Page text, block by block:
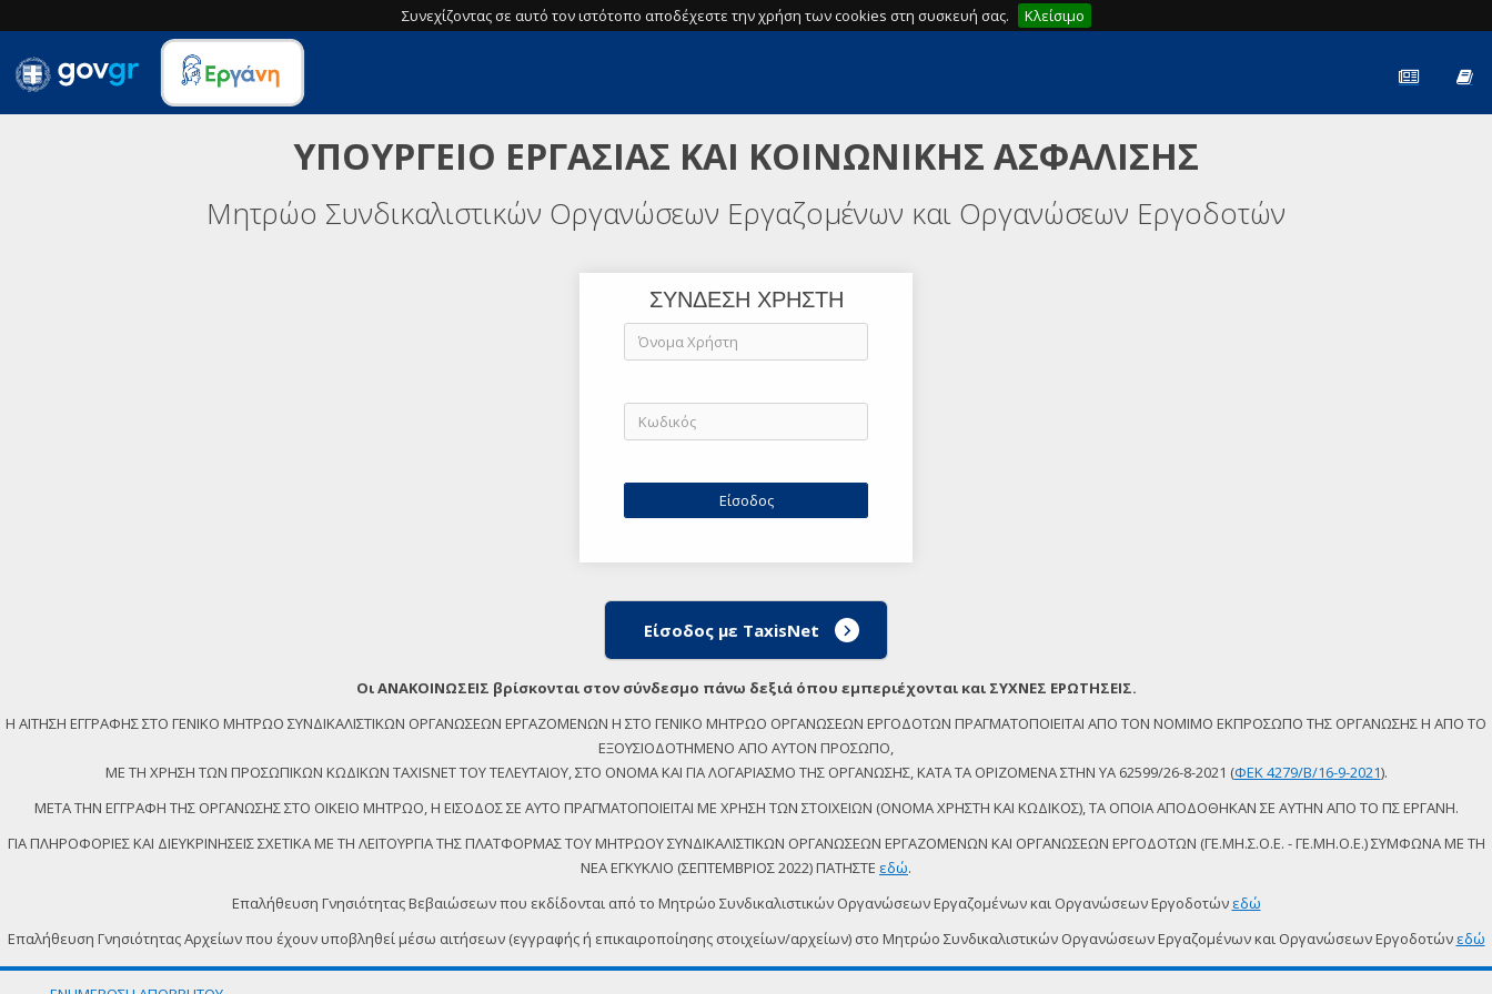
Συνεχίζοντας σε αυτό τον ιστότοπο αποδέχεστε την χρήση των cookies στη συσκευή σας. Κλείσιμο
ΥΠΟΥΡΓΕΙΟ ΕΡΓΑΣΙΑΣ ΚΑΙ ΚΟΙΝΩΝΙΚΗΣ ΑΣΦΑΛΙΣΗΣ
Μητρώο Συνδικαλιστικών Οργανώσεων Εργαζομένων και Οργανώσεων Εργοδοτών
ΣΥΝΔΕΣΗ ΧΡΗΣΤΗ
Είσοδος με TaxisNet
Οι ΑΝΑΚΟΙΝΩΣΕΙΣ βρίσκονται στον σύνδεσμο πάνω δεξιά όπου εμπεριέχονται και ΣΥΧΝΕΣ ΕΡΩΤΗΣΕΙΣ.
Η ΑΙΤΗΣΗ ΕΓΓΡΑΦΗΣ ΣΤΟ ΓΕΝΙΚΟ ΜΗΤΡΩΟ ΣΥΝΔΙΚΑΛΙΣΤΙΚΩΝ ΟΡΓΑΝΩΣΕΩΝ ΕΡΓΑΖΟΜΕΝΩΝ Η ΣΤΟ ΓΕΝΙΚΟ ΜΗΤΡΩΟ ΟΡΓΑΝΩΣΕΩΝ ΕΡΓΟΔΟΤΩΝ ΠΡΑΓΜΑΤΟΠΟΙΕΙΤΑΙ ΑΠΟ ΤΟΝ ΝΟΜΙΜΟ ΕΚΠΡΟΣΩΠΟ ΤΗΣ ΟΡΓΑΝΩΣΗΣ Η ΑΠΟ ΤΟ
ΕΞΟΥΣΙΟΔΟΤΗΜΕΝΟ ΑΠΟ ΑΥΤΟΝ ΠΡΟΣΩΠΟ,
ΜΕ ΤΗ ΧΡΗΣΗ ΤΩΝ ΠΡΟΣΩΠΙΚΩΝ ΚΩΔΙΚΩΝ TAXISNET ΤΟΥ ΤΕΛΕΥΤΑΙΟΥ, ΣΤΟ ΟΝΟΜΑ ΚΑΙ ΓΙΑ ΛΟΓΑΡΙΑΣΜΟ ΤΗΣ ΟΡΓΑΝΩΣΗΣ, ΚΑΤΑ ΤΑ ΟΡΙΖΟΜΕΝΑ ΣΤΗΝ ΥΑ 62599/26-8-2021 (ΦΕΚ 4279/Β/16-9-2021).
ΜΕΤΑ ΤΗΝ ΕΓΓΡΑΦΗ ΤΗΣ ΟΡΓΑΝΩΣΗΣ ΣΤΟ ΟΙΚΕΙΟ ΜΗΤΡΩΟ, Η ΕΙΣΟΔΟΣ ΣΕ ΑΥΤΟ ΠΡΑΓΜΑΤΟΠΟΙΕΙΤΑΙ ΜΕ ΧΡΗΣΗ ΤΩΝ ΣΤΟΙΧΕΙΩΝ (ΟΝΟΜΑ ΧΡΗΣΤΗ ΚΑΙ ΚΩΔΙΚΟΣ), ΤΑ ΟΠΟΙΑ ΑΠΟΔΟΘΗΚΑΝ ΣΕ ΑΥΤΗΝ ΑΠΟ ΤΟ ΠΣ ΕΡΓΑΝΗ.
ΓΙΑ ΠΛΗΡΟΦΟΡΙΕΣ ΚΑΙ ΔΙΕΥΚΡΙΝΗΣΕΙΣ ΣΧΕΤΙΚΑ ΜΕ ΤΗ ΛΕΙΤΟΥΡΓΙΑ ΤΗΣ ΠΛΑΤΦΟΡΜΑΣ ΤΟΥ ΜΗΤΡΩΟΥ ΣΥΝΔΙΚΑΛΙΣΤΙΚΩΝ ΟΡΓΑΝΩΣΕΩΝ ΕΡΓΑΖΟΜΕΝΩΝ ΚΑΙ ΟΡΓΑΝΩΣΕΩΝ ΕΡΓΟΔΟΤΩΝ (ΓΕ.ΜΗ.Σ.Ο.Ε. - ΓΕ.ΜΗ.Ο.Ε.) ΣΥΜΦΩΝΑ ΜΕ ΤΗ
ΝΕΑ ΕΓΚΥΚΛΙΟ (ΣΕΠΤΕΜΒΡΙΟΣ 2022) ΠΑΤΗΣΤΕ εδώ.
Επαλήθευση Γνησιότητας Βεβαιώσεων που εκδίδονται από το Μητρώο Συνδικαλιστικών Οργανώσεων Εργαζομένων και Οργανώσεων Εργοδοτών εδώ
Επαλήθευση Γνησιότητας Αρχείων που έχουν υποβληθεί μέσω αιτήσεων (εγγραφής ή επικαιροποίησης στοιχείων/αρχείων) στο Μητρώο Συνδικαλιστικών Οργανώσεων Εργαζομένων και Οργανώσεων Εργοδοτών εδώ